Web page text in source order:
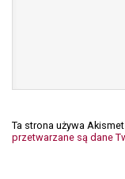
Ta strona używa
przetwarzane są dane